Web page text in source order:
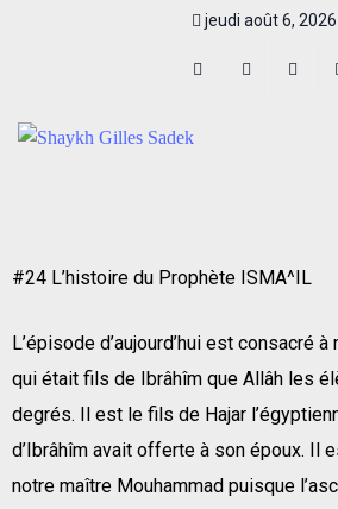
jeudi août 6, 2026
#24 L’histoire du Prophète ISMA^IL
L’épisode d’aujourd’hui est consacré
qui était fils de Ibrâhîm que Allâh les
degrés. Il est le fils de Hajar
d’Ibrâhîm avait offerte à son époux. Il
notre maître Mouhammad puisque